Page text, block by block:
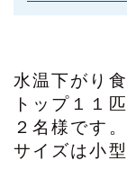
水温下がり
トップ１１
２名様です。
サイズは小